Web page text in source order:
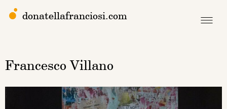
donatellafranciosi.com
Francesco Villano